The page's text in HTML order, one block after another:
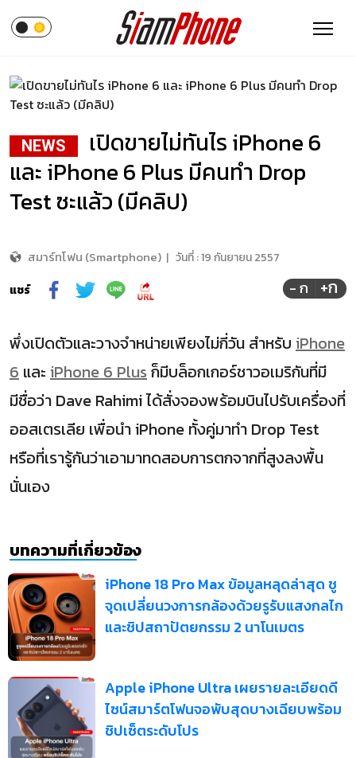
NEWS
เปิดขายไม่ทันไร iPhone 6
และ iPhone 6 Plus มีคนทำ Drop
Test ซะแล้ว (มีคลิป)
สมาร์ทโฟน (Smartphone) | วันที่ :19 กันยายน 2557
แชร์
- ก +ก
พึ่งเปิดตัวและวางจำหน่ายเพียงไม่กี่วัน สำหรับ iPhone
6 และ iPhone 6 Plusก็มีบล็อกเกอร์ชาวอเมริกันที่มี
มีชื่อว่า Dave Rahimi ได้สั่งจองพร้อมบินไปรับเครื่องที่
ออสเตรเลีย เพื่อนำ iPhone ทั้งคู่มาทำ Drop Test
หรือที่เรารู้กันว่าเอามาทดสอบการตกจากที่สูงลงพื้น
นั่นเอง
บทความที่เกี่ยวข้อง
iPhone 18 Pro Max ข้อมูลหลุดล่าสุด ชู
จุดเปลี่ยนวงการกล้องด้วยรูรับแสงกลไก
และชิปสถาปัตยกรรม 2 นาโนเมตร
Apple iPhone Ultra เผยรายละเอียดดี
ไซน์สมาร์ตโฟนจอพับสุดบางเฉียบพร้อม
ชิปเซ็ตระดับโปร